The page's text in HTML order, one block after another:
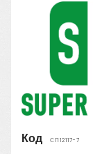
Код СП12117-7